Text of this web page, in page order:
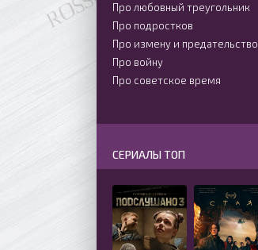
Про любовный треугольник
Про подростков
Про измену и предательство
Про войну
Про советское время
СЕРИАЛЫ ТОП